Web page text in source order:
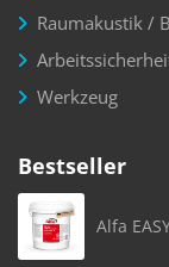
Raumakustik /
Werkzeug
Bestseller
Alfa